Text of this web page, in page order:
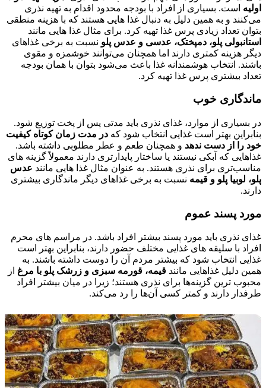
اولیه است. بسیاری از افراد با بودجه محدود اقدام به تهیه نذری
می‌کنند و به همین دلیل به دنبال غذا هایی هستند که با هزینه منطقی
بتوان تعداد زیادی پرس غذا تهیه کرد. برای مثال غذا هایی مانند
استانبولی پلو، دمپختک، عدسی و عدس پلو نسبت به برخی غذاهای
دیگر هزینه کمتری دارند اما همچنان می‌توانند خوشمزه و مقوی
باشند. انتخاب هوشمندانه غذا باعث می‌شود بتوان با همان بودجه
تعداد بیشتری پرس غذا تهیه کرد.
ماندگاری خوب
در بسیاری از موارد، غذای نذری باید مدتی پس از پخت توزیع شود.
بنابراین بهتر است غذایی انتخاب شود که در مدت زمان کوتاه کیفیت
خود را از دست ندهد و همچنان طعم و عطر مطلوبی داشته باشد.
غذاهایی که آبکی نیستند یا ساختار پایدارتری دارند معمولاً گزینه‌ های
مناسب‌تری برای نذری هستند. به عنوان مثال غذا هایی مانند عدس
پلو، لوبیا پلو و قیمه نسبت به برخی غذاهای دیگر ماندگاری بیشتری
دارند.
مورد پسند عموم
غذای نذری باید مورد پسند بیشتر افراد باشد. در مراسم‌ های محرم
افراد با سلیقه‌ های غذایی مختلف حضور دارند، بنابراین بهتر است
غذایی انتخاب شود که بیشتر مردم آن را دوست داشته باشند. به
همین دلیل غذاهایی مانند قیمه، قورمه سبزی و زرشک پلو با مرغ از
محبوب‌ ترین گزینه‌ها برای نذری هستند؛ زیرا در میان بیشتر افراد
طرفدار دارند و کمتر کسی آن‌ها را رد می‌کند.